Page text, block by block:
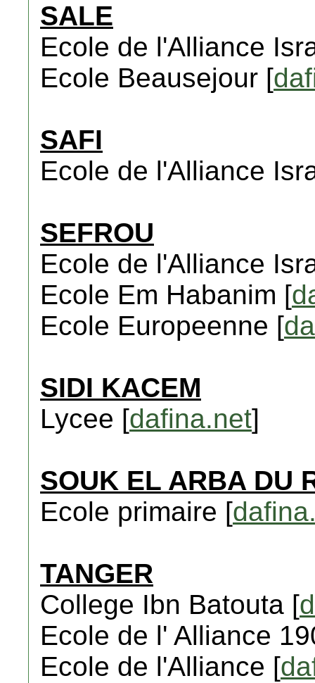
SALE
Ecole de l'Alliance
Ecole Beausejour [
SAFI
Ecole de l'Alliance
SEFROU
Ecole de l'Alliance
Ecole Em Habanim [
Ecole Europeenne [
SIDI KACEM
Lycee [dafina.net]
SOUK EL ARBA DU
Ecole primaire [
TANGER
College Ibn Batouta [
Ecole de l' Alliance
Ecole de l'Alliance [